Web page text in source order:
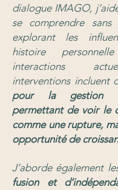
dialogue IMAGO,
se comprendre sans
explorant les
histoire
interactions
interventions incluent
pour la gestion
permettant de voir le
comme une rupture,
opportunité de
J’aborde également
fusion et